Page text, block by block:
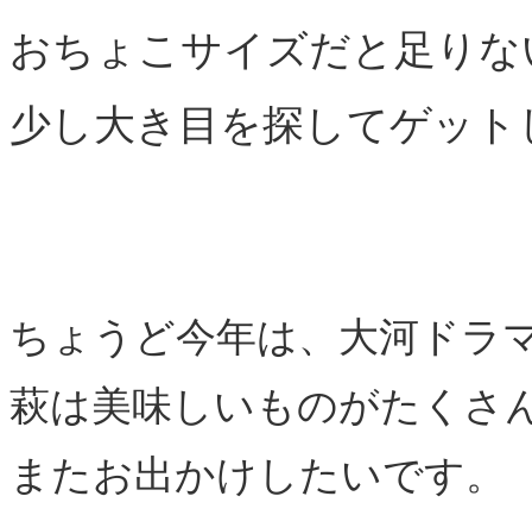
おちょこサイズだと足り
少し大き目を探してゲッ
ちょうど今年は、大河ドラ
萩は美味しいものがたくさ
またお出かけしたいです。